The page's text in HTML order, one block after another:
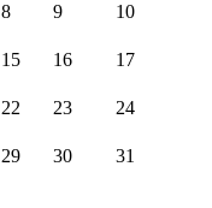
8 9 10
15 16 17
22 23 24
29 30 31